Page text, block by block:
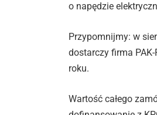
o napędzie
Przypomnijmy: w
dostarczy firma
roku.
Wartość całego